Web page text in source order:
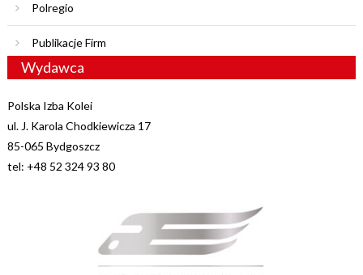
Polregio
Publikacje Firm
Wydawca
Polska Izba Kolei
ul. J. Karola Chodkiewicza 17
85-065 Bydgoszcz
tel: +48 52 324 93 80